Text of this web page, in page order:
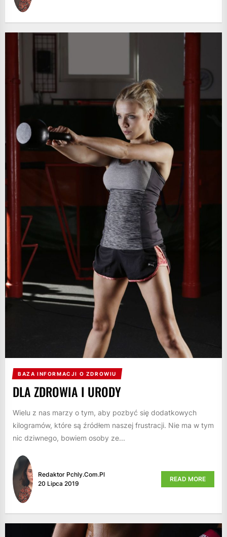
BAZA INFORMACJI O ZDROWIU
DLA ZDROWIA I URODY
Wielu z nas marzy o tym, aby pozbyć się dodatkowych
kilogramów, które są źródłem naszej frustracji. Nie ma w tym
nic dziwnego, bowiem osoby ze...
Redaktor Pchly.com.pl
20 Lipca 2019
READ MORE